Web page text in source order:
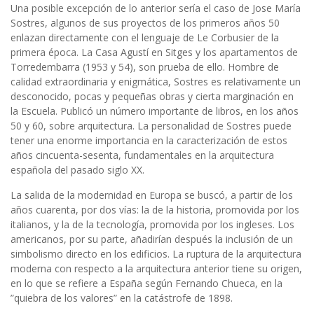
Una posible excepción de lo anterior sería el caso de Jose María
Sostres, algunos de sus proyectos de los primeros años 50
enlazan directamente con el lenguaje de Le Corbusier de la
primera época. La Casa Agustí en Sitges y los apartamentos de
Torredembarra (1953 y 54), son prueba de ello. Hombre de
calidad extraordinaria y enigmática, Sostres es relativamente un
desconocido, pocas y pequeñas obras y cierta marginación en
la Escuela. Publicó un número importante de libros, en los años
50 y 60, sobre arquitectura. La personalidad de Sostres puede
tener una enorme importancia en la caracterización de estos
años cincuenta-sesenta, fundamentales en la arquitectura
española del pasado siglo XX.
La salida de la modernidad en Europa se buscó, a partir de los
años cuarenta, por dos vías: la de la historia, promovida por los
italianos, y la de la tecnología, promovida por los ingleses. Los
americanos, por su parte, añadirían después la inclusión de un
simbolismo directo en los edificios. La ruptura de la arquitectura
moderna con respecto a la arquitectura anterior tiene su origen,
en lo que se refiere a España según Fernando Chueca, en la
”quiebra de los valores” en la catástrofe de 1898.